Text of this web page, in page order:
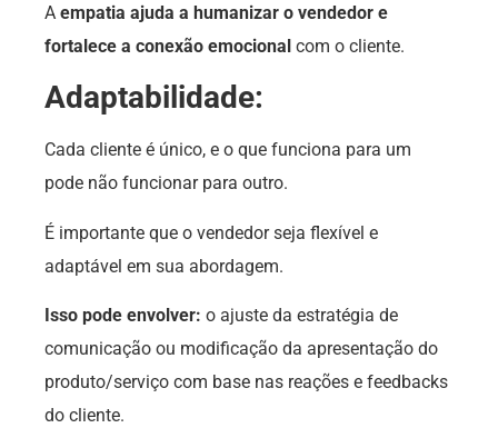
A empatia ajuda a humanizar o vendedor e
fortalece a conexão emocional com o cliente.
Adaptabilidade:
Cada cliente é único, e o que funciona para um
pode não funcionar para outro.
É importante que o vendedor seja flexível e
adaptável em sua abordagem.
Isso pode envolver: o ajuste da estratégia de
comunicação ou modificação da apresentação do
produto/serviço com base nas reações e feedbacks
do cliente.